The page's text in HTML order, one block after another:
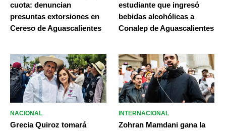
cuota: denuncian
presuntas extorsiones en
Cereso de Aguascalientes
estudiante que ingresó
bebidas alcohólicas a
Conalep de Aguascalientes
NACIONAL
Grecia Quiroz tomará
INTERNACIONAL
Zohran Mamdani gana la